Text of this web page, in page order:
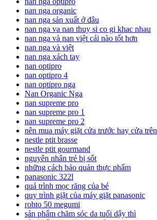
nan nga organic
nan nga sản xuất ở đâu
nan nga va nan thuy si co gi khac nhau
nan nga và nan việt cái nào tốt hơn
nan nga và việt
nan nga xách tay
nan optipro
nan optipro 4
nan optipro nga
Nan Organic Nga
nan supreme pro
nan supreme pro 1
nan supreme pro 2
nên mua máy giặt cửa trước hay cửa trên
nestle ptit brasse
nestle ptit gourmand
nguyên nhân trẻ bị sốt
những cách bảo quản thực phẩm
panasonic 322l
quá trình mọc răng của bé
quy trình giặt của máy giặt panasonic
rohto 50 megumi
sản phẩm chăm sóc da tuổi dậy thì